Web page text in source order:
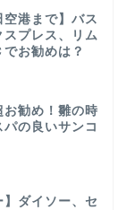
空港まで】バス
プレス、リム
お勧めは？
お勧め！雛の時
の良いサンコ
】ダイソー、セ